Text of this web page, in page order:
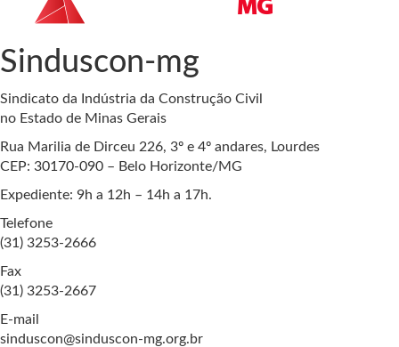
Sinduscon-mg
Sindicato da Indústria da Construção Civil
no Estado de Minas Gerais
Rua Marilia de Dirceu 226, 3º e 4º andares, Lourdes
CEP: 30170-090 – Belo Horizonte/MG
Expediente: 9h a 12h – 14h a 17h.
Telefone
(31) 3253-2666
Fax
(31) 3253-2667
E-mail
sinduscon@sinduscon-mg.org.br